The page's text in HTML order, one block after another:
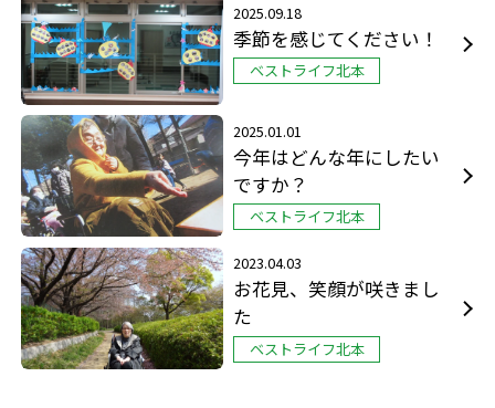
2025.09.18
季節を感じてください！
ベストライフ北本
2025.01.01
今年はどんな年にしたい
ですか？
ベストライフ北本
2023.04.03
お花見、笑顔が咲きまし
た
ベストライフ北本